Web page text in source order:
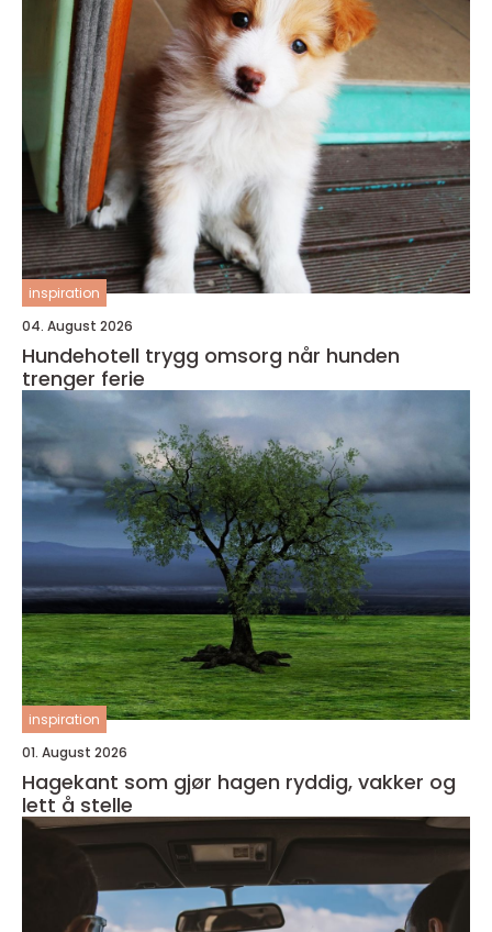
inspiration
04. August 2026
Hundehotell trygg omsorg når hunden
trenger ferie
inspiration
01. August 2026
Hagekant som gjør hagen ryddig, vakker og
lett å stelle